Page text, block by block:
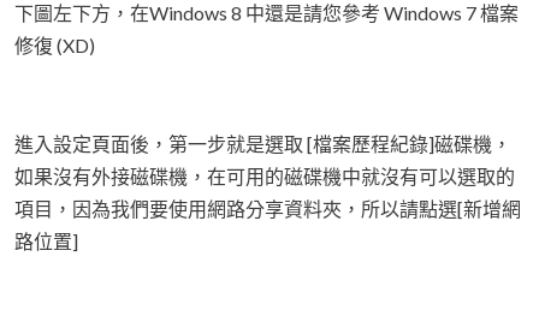
下圖左下方，在Windows 8 中還是請您參考 Windows 7 檔案
修復 (XD)
進入設定頁面後，第一步就是選取 [檔案歷程紀錄]磁碟機，
如果沒有外接磁碟機，在可用的磁碟機中就沒有可以選取的
項目，因為我們要使用網路分享資料夾，所以請點選[新增網
路位置]